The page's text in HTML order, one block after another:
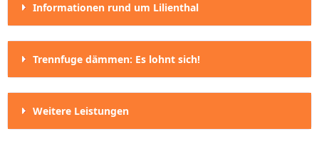
Informationen rund um Lilienthal
Trennfuge dämmen: Es lohnt sich!
Weitere Leistungen